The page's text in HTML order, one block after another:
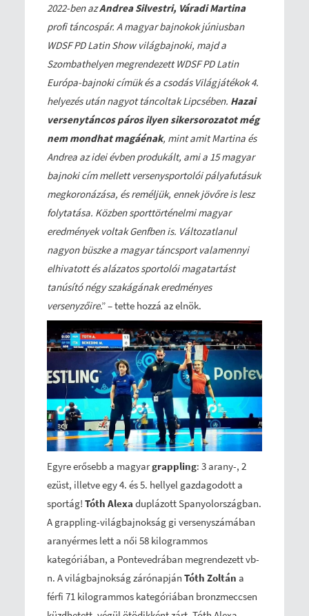
2022-ben azAndrea Silvestri, Váradi Martina
profi táncospár. A magyar bajnokok júniusban
WDSF PD Latin Show világbajnoki, majd a
Szombathelyen megrendezett WDSF PD Latin
Európa-bajnoki címük és a csodás Világjátékok 4.
helyezés után nagyot táncoltak Lipcsében. Hazai
versenytáncos páros ilyen sikersorozatot még
nem mondhat magáénak, mint amit Martina és
Andrea az idei évben produkált, ami a 15 magyar
bajnoki cím mellett versenysportolói pályafutásuk
megkoronázása, és reméljük, ennek jövőre is lesz
folytatása. Közben sporttörténelmi magyar
eredmények voltak Genfben is. Változatlanul
nagyon büszke a magyar táncsport valamennyi
elhivatott és alázatos sportolói magatartást
tanúsító négy szakágának eredményes
versenyzőire.” – tette hozzá az elnök.
Egyre erősebb a magyargrappling: 3 arany-, 2
ezüst, illetve egy 4. és 5. hellyel gazdagodott a
sportág! Tóth Alexa duplázott Spanyolországban.
A grappling-világbajnokság gi versenyszámában
aranyérmes lett a női 58 kilogrammos
kategóriában, a Pontevedrában megrendezett vb-
n. A világbajnokság zárónapján Tóth Zoltán a
férfi 71 kilogrammos kategóriában bronzmeccsen